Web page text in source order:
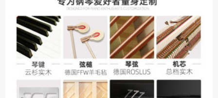
駅式のサビスのピア
ノを加減します。